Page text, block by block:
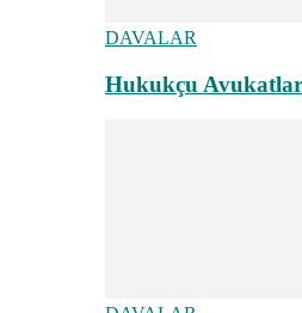
DAVALAR
Hukukçu Avukatlar